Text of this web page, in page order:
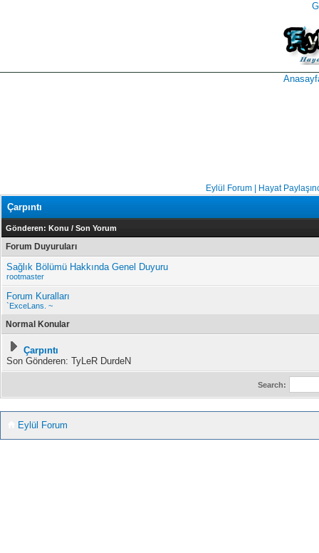
Eylül Forum | Hayat
Çarpıntı
Gönderen: Konu / Son Yorum
Forum Duyuruları
Sağlık Bölümü Hakkında Genel Duyuru
rootmaster
Forum Kuralları
`ExceLans. ~
Normal Konular
Çarpıntı
Son Gönderen: TyLeR DurdeN
Search:
Eylül Forum